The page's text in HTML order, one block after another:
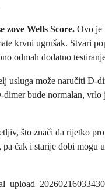
zove Wells Score. Ovo je
krvni ugrušak. Stvari
odmah dodatno
usluga može naručiti
bude normalan,
što znači da rijetko
čak i starije dobi